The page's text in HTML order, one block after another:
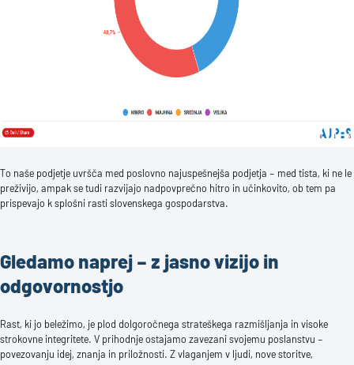
To naše podjetje uvršča med poslovno najuspešnejša podjetja – med tista, ki ne le
preživijo, ampak se tudi razvijajo nadpovprečno hitro in učinkovito, ob tem pa
prispevajo k splošni rasti slovenskega gospodarstva.
Gledamo naprej – z jasno vizijo in
odgovornostjo
Rast, ki jo beležimo, je plod dolgoročnega strateškega razmišljanja in visoke
strokovne integritete. V prihodnje ostajamo zavezani svojemu poslanstvu –
povezovanju idej, znanja in priložnosti. Z vlaganjem v ljudi, nove storitve,